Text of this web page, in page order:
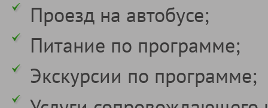
Проезд на автобусе;
Питание по программе;
Экскурсии по программе;